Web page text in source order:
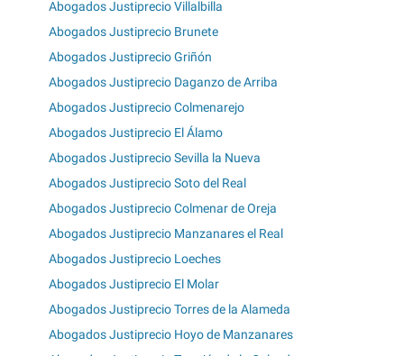
Abogados Justiprecio Villalbilla
Abogados Justiprecio Brunete
Abogados Justiprecio Griñón
Abogados Justiprecio Daganzo de Arriba
Abogados Justiprecio Colmenarejo
Abogados Justiprecio El Álamo
Abogados Justiprecio Sevilla la Nueva
Abogados Justiprecio Soto del Real
Abogados Justiprecio Colmenar de Oreja
Abogados Justiprecio Manzanares el Real
Abogados Justiprecio Loeches
Abogados Justiprecio El Molar
Abogados Justiprecio Torres de la Alameda
Abogados Justiprecio Hoyo de Manzanares